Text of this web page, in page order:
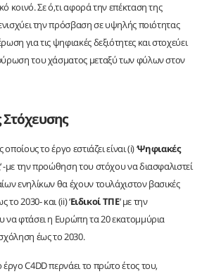
κοινό. Σε ό,τι αφορά την επέκταση της
την πρόσβαση σε υψηλής ποιότητας
για τις ψηφιακές δεξιότητες και στοχεύει
του χάσματος μεταξύ των φύλων στον
Στόχευσης
το έργο εστιάζει είναι (i) ‘Ψηφιακές
‘ -με την προώθηση του στόχου να διασφαλιστεί
ενηλίκων θα έχουν τουλάχιστον βασικές
το 2030- και (ii) ‘Ειδικοί ΤΠΕ‘ με την
να φτάσει η Ευρώπη τα 20 εκατομμύρια
έως το 2030.
C4DD περνάει το πρώτο έτος του,